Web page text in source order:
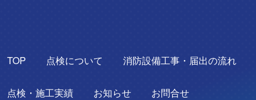
TOP 点検について 消防設備工事・届出の流れ
点検・施工実績 お知らせ お問合せ